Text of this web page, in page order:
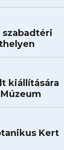
szabadtéri
kiállítására
Kert